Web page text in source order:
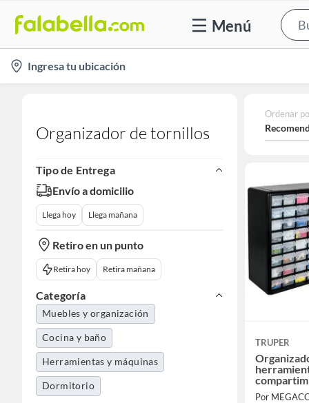
Menú
location-
icon
Ingresa tu ubicación
Organizador de tornillos
Tipo de Entrega
Envío a domicilio
Llega hoy Llega mañana
Retiro en un punto
Retira hoy Retira mañana
Categoría
Muebles y organización
Cocina y baño
Herramientas y máquinas
Dormitorio
Ordenar
TRUPER
Por